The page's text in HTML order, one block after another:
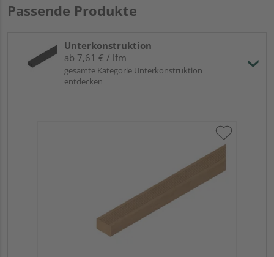
Passende Produkte
Unterkonstruktion
ab 7,61 € / lfm
gesamte Kategorie Unterkonstruktion
entdecken